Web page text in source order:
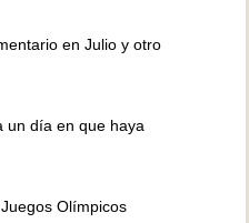
en Julio y otro
un día en que haya
Olímpicos